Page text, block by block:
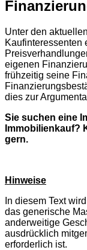
Unter den
Kaufinteressenten
eigenen
frühzeitig seine
dies zur
Sie suchen eine
Immobilienkauf?
gern.
Hinweise
In diesem Text
das generische
anderweitige
ausdrücklich
erforderlich ist.